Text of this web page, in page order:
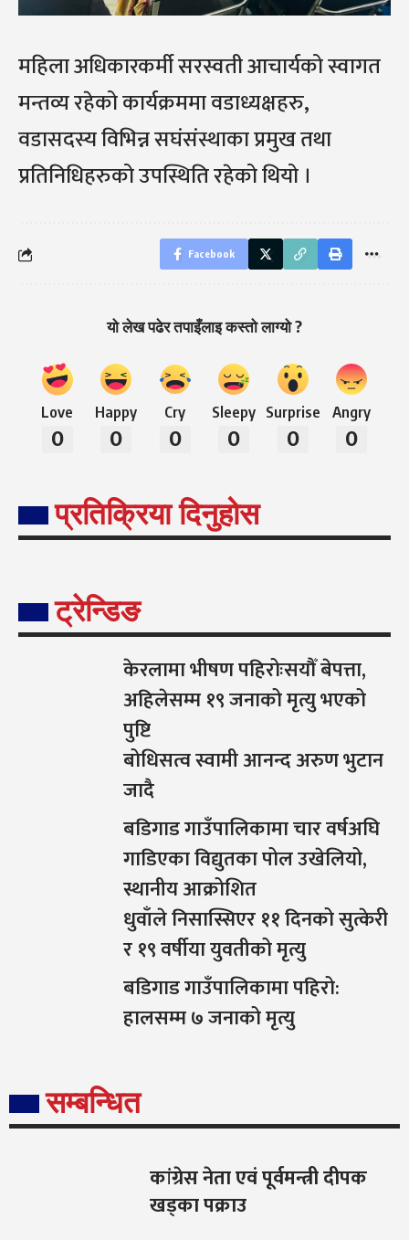
महिला अधिकारकर्मी सरस्वती आचार्यको स्वागत
मन्तव्य रहेको कार्यक्रममा वडाध्यक्षहरु,
वडासदस्य विभिन्न सघंसंस्थाका प्रमुख तथा
प्रतिनिधिहरुको उपस्थिति रहेको थियो ।
Facebook
यो लेख पढेर तपाइँलाइ कस्तो लाग्यो ?
Love
0
Happy
0
Cry
0
Sleepy
0
Surprise
0
Angry
0
प्रतिक्रिया दिनुहोस
ट्रेन्डिङ
केरलामा भीषण पहिरोःसयौँ बेपत्ता,
अहिलेसम्म १९ जनाको मृत्यु भएको
पुष्टि
बोधिसत्व स्वामी आनन्द अरुण भुटान
जादै
बडिगाड गाउँपालिकामा चार वर्षअघि
गाडिएका विद्युतका पोल उखेलियो,
स्थानीय आक्रोशित
धुवाँले निसास्सिएर ११ दिनको सुत्केरी
र १९ वर्षीया युवतीको मृत्यु
बडिगाड गाउँपालिकामा पहिरो:
हालसम्म ७ जनाको मृत्यु
सम्बन्धित
कांग्रेस नेता एवं पूर्वमन्त्री दीपक
खड्का पक्राउ